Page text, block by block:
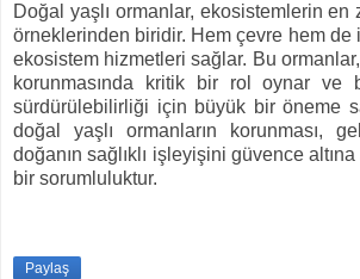
Doğal yaşlı ormanlar, ekosistemlerin en
örneklerinden biridir. Hem çevre hem de
ekosistem hizmetleri sağlar. Bu
korunmasında kritik bir rol oynar ve
sürdürülebilirliği için büyük bir öneme
doğal yaşlı ormanların korunması,
doğanın sağlıklı işleyişini güvence
bir sorumluluktur.
Paylaş